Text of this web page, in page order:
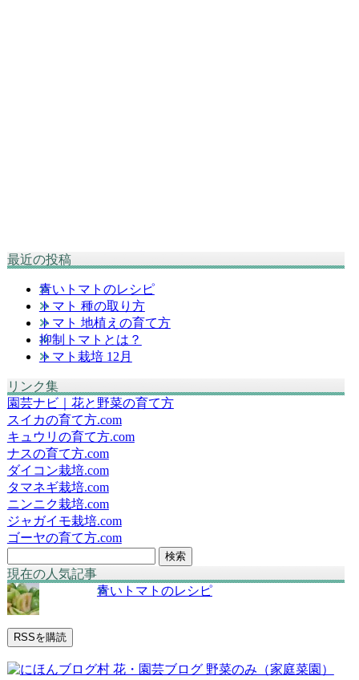
最近の投稿
青いトマトのレシピ
トマト 種の取り方
トマト 地植えの育て方
抑制トマトとは？
トマト栽培 12月
リンク集
園芸ナビ｜花と野菜の育て方
スイカの育て方.com
キュウリの育て方.com
ナスの育て方.com
ダイコン栽培.com
タマネギ栽培.com
ニンニク栽培.com
ジャガイモ栽培.com
ゴーヤの育て方.com
索:
現在の人気記事
青いトマトのレシピ